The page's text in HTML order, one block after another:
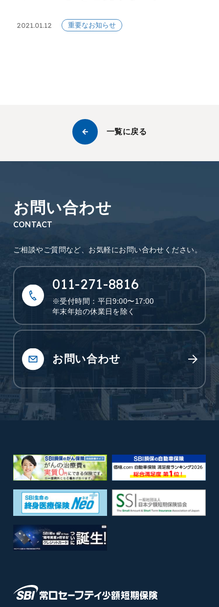
2021.01.12 重要なお知らせ
一覧に戻る
お問い合わせ
CONTACT
ご相談やご質問など、 お気軽にお問い合わせください。
011-271-8816
※受付時間：平日9:00〜17:00
年末年始の休業日を除く
お問い合わせ